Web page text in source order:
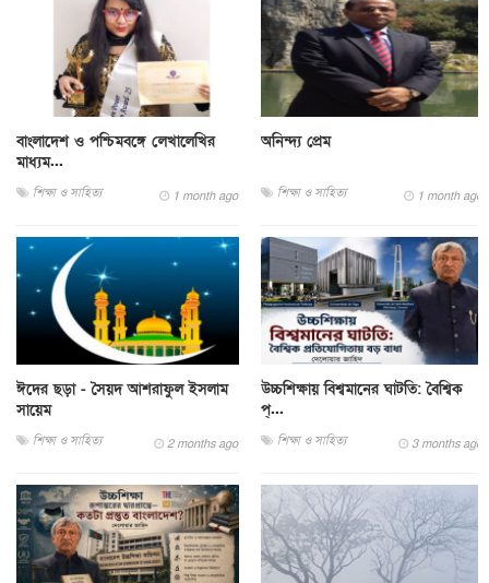
বাংলাদেশ ও পশ্চিমবঙ্গে লেখালেখির
মাধ্যম...
শিক্ষা ও সাহিত্য 1 month ago
অনিন্দ্য প্রেম
শিক্ষা ও সাহিত্য 1 month ago
ঈদের ছড়া - সৈয়দ আশরাফুল ইসলাম
সায়েম
শিক্ষা ও সাহিত্য 2 months ago
উচ্চশিক্ষায় বিশ্বমানের ঘাটতি: বৈশ্বিক
প্...
শিক্ষা ও সাহিত্য 3 months ago